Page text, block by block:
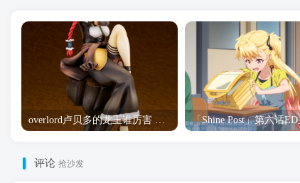
overlord卢贝多的龙王谁厉害 「Overlord」露普斯蕾琪娜·贝塔手办开订
评论 抢沙发